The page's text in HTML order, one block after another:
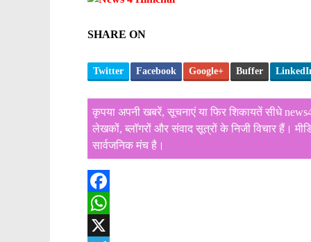
SHARE ON
Twitter Facebook Google+ Buffer
कृपया अपनी खबरें, सूचनाएं या फिर शिकायतें सीधे
लेखकों, ब्लॉगरों और संवाद सूत्रों के निजी विचार हैं।
सार्वजनिक मंच है।
F
aW